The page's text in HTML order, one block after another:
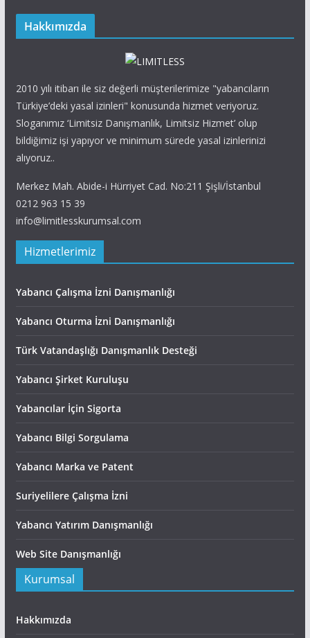
Hakkımızda
2010 yılı itibarı ile siz değerli müşterilerimize "yabancıların
Türkiye’deki yasal izinleri" konusunda hizmet veriyoruz.
Sloganımız ‘Limitsiz Danışmanlık, Limitsiz Hizmet’ olup
bildiğimiz işi yapıyor ve minimum sürede yasal izinlerinizi
alıyoruz..
Merkez Mah. Abide-i Hürriyet Cad. No:211 Şişli/İstanbul
0212 963 15 39
info@limitlesskurumsal.com
Hizmetlerimiz
Yabancı Çalışma İzni Danışmanlığı
Yabancı Oturma İzni Danışmanlığı
Türk Vatandaşlığı Danışmanlık Desteği
Yabancı Şirket Kuruluşu
Yabancılar İçin Sigorta
Yabancı Bilgi Sorgulama
Yabancı Marka ve Patent
Suriyelilere Çalışma İzni
Yabancı Yatırım Danışmanlığı
Web Site Danışmanlığı
Kurumsal
Hakkımızda